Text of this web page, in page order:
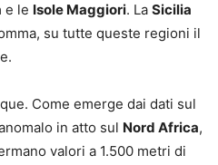
e le Isole Maggiori. La Sicilia
su tutte queste regioni il
Come emerge dai dati sul
in atto sul Nord Africa,
valori a 1.500 metri di